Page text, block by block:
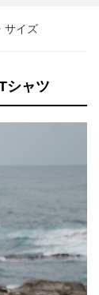
サイズ
シャツ